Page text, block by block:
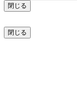
閉じる
閉じる